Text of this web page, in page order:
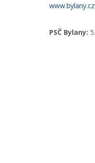
www.bylany.cz
PSČ Bylany: